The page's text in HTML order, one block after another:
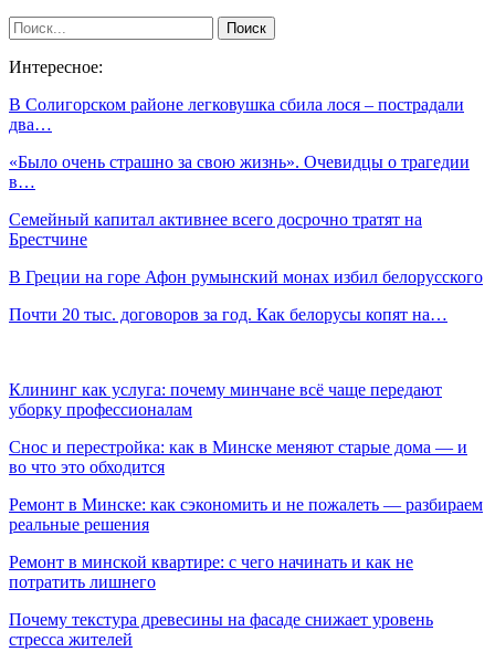
Интересное:
В Солигорском районе легковушка сбила лося – пострадали
два…
«Было очень страшно за свою жизнь». Очевидцы о трагедии
в…
Семейный капитал активнее всего досрочно тратят на
Брестчине
В Греции на горе Афон румынский монах избил белорусского
Почти 20 тыс. договоров за год. Как белорусы копят на…
Клининг как услуга: почему минчане всё чаще передают
уборку профессионалам
Снос и перестройка: как в Минске меняют старые дома — и
во что это обходится
Ремонт в Минске: как сэкономить и не пожалеть — разбираем
реальные решения
Ремонт в минской квартире: с чего начинать и как не
потратить лишнего
Почему текстура древесины на фасаде снижает уровень
стресса жителей